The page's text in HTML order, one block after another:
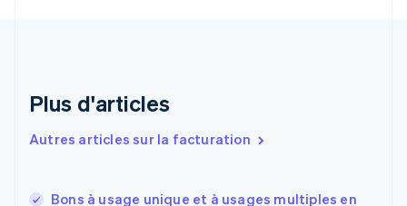
Plus d'articles
Autres articles sur la facturation
Bons à usage unique et à usages multiples en
English
Émirats arabes unis
Estonie